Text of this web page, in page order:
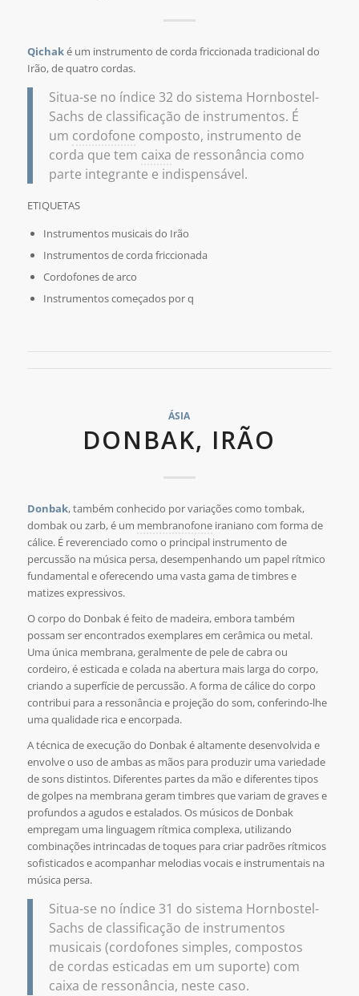
Qichaké um instrumento de corda friccionada tradicional do
Irão, de quatro cordas.
Situa-se no índice 32 do sistema Hornbostel-
Sachs de classificação de instrumentos. É
um cordofone composto, instrumento de
corda que tem caixa de ressonância como
parte integrante e indispensável.
ETIQUETAS
Instrumentos musicais do Irão
Instrumentos de corda friccionada
Cordofones de arco
Instrumentos começados por q
ÁSIA
DONBAK, IRÃO
Donbak, também conhecido por variações como tombak,
dombak ou zarb, é um membranofoneiraniano com forma de
cálice. É reverenciado como o principal instrumento de
percussão na música persa, desempenhando um papel rítmico
fundamental e oferecendo uma vasta gama de timbres e
matizes expressivos.
O corpo do Donbak é feito de madeira, embora também
possam ser encontrados exemplares em cerâmica ou metal.
Uma única membrana, geralmente de pele de cabra ou
cordeiro, é esticada e colada na abertura mais larga do corpo,
criando a superfície de percussão. A forma de cálice do corpo
contribui para a ressonância e projeção do som, conferindo-lhe
uma qualidade rica e encorpada.
A técnica de execução do Donbak é altamente desenvolvida e
envolve o uso de ambas as mãos para produzir uma variedade
de sons distintos. Diferentes partes da mão e diferentes tipos
de golpes na membrana geram timbres que variam de graves e
profundos a agudos e estalados. Os músicos de Donbak
empregam uma linguagem rítmica complexa, utilizando
combinações intrincadas de toques para criar padrões rítmicos
sofisticados e acompanhar melodias vocais e instrumentais na
música persa.
Situa-se no índice 31 do sistema Hornbostel-
Sachs de classificação de instrumentos
musicais (cordofones simples, compostos
de cordas esticadas em um suporte) com
caixa de ressonância, neste caso.